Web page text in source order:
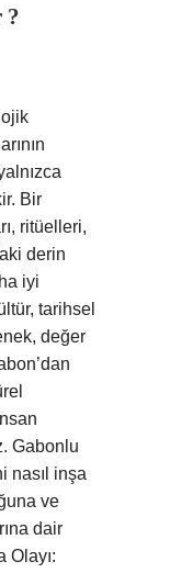
?
Bir
ritüelleri,
derin
iyi
tarihsel
değer
Gabonlu
nasıl inşa
ve
dair
Olayı: